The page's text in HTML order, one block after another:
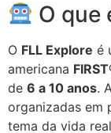
O que
O FLL Explore é
americana
de 6 a 10 anos.
organizadas em
tema da vida